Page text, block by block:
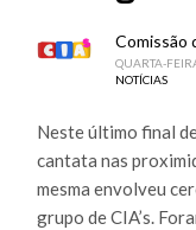
Comissão
QUARTA-
NOTÍCIAS
Neste último final
cantata nas
mesma envolveu
grupo de CIA’s.